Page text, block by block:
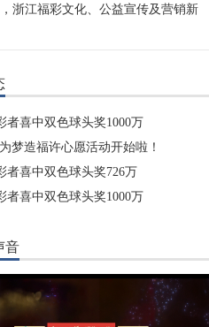
浙江福彩文化、公益宣传及营销新
者喜中双色球头奖1000万
梦造福许心愿活动开始啦！
者喜中双色球头奖726万
者喜中双色球头奖1000万
音